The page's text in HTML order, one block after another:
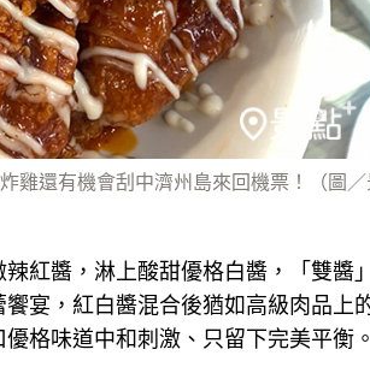
雞還有機會刮中濟州島來回機票！（圖／
紅醬，淋上酸甜優格白醬，「雙醬
宴，紅白醬混合後猶如高級肉品上
格味道中和刺激、只留下完美平衡。